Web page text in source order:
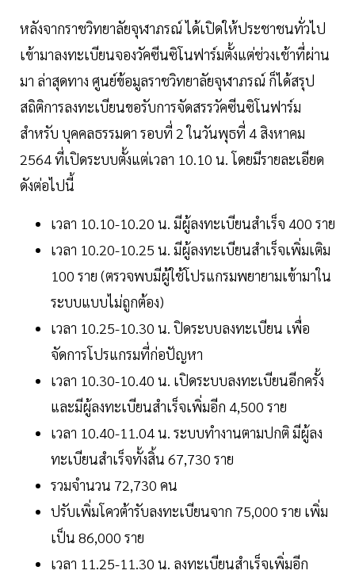
หลังจากราชวิทยาลัยจุฬาภรณ์ ได้เปิดให้ประชาชนทั่วไป
เข้ามาลงทะเบียนจองวัคซีนซิโนฟาร์มตั้งแต่ช่วงเช้าที่ผ่าน
มา ล่าสุดทาง ศูนย์ข้อมูลราชวิทยาลัยจุฬาภรณ์ ก็ได้สรุป
สถิติการลงทะเบียนขอรับการจัดสรรวัคซีนซิโนฟาร์ม
สำหรับ บุคคลธรรมดา รอบที่ 2 ในวันพุธที่ 4 สิงหาคม
2564 ที่เปิดระบบตั้งแต่เวลา 10.10 น. โดยมีรายละเอียด
ดังต่อไปนี้
เวลา 10.10-10.20 น. มีผู้ลงทะเบียนสำเร็จ 400 ราย
เวลา 10.20-10.25 น. มีผู้ลงทะเบียนสำเร็จเพิ่มเติม
100 ราย (ตรวจพบมีผู้ใช้โปรแกรมพยายามเข้ามาใน
ระบบแบบไม่ถูกต้อง)
เวลา 10.25-10.30 น. ปิดระบบลงทะเบียน เพื่อ
จัดการโปรแกรมที่ก่อปัญหา
เวลา 10.30-10.40 น. เปิดระบบลงทะเบียนอีกครั้ง
และมีผู้ลงทะเบียนสำเร็จเพิ่มอีก 4,500 ราย
เวลา 10.40-11.04 น. ระบบทำงานตามปกติ มีผู้ลง
ทะเบียนสำเร็จทั้งสิ้น 67,730 ราย
รวมจำนวน 72,730 คน
ปรับเพิ่มโควต้ารับลงทะเบียนจาก 75,000 ราย เพิ่ม
เป็น 86,000 ราย
เวลา 11.25-11.30 น. ลงทะเบียนสำเร็จเพิ่มอีก